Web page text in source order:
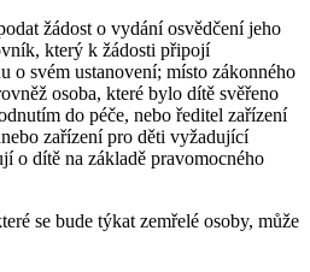
žádost o vydání osvědčení jeho
který k žádosti připojí
o svém ustanovení; místo zákonného
osoba, které bylo dítě svěřeno
do péče, nebo ředitel zařízení
zařízení pro děti vyžadující
o dítě na základě pravomocného
se bude týkat zemřelé osoby, může